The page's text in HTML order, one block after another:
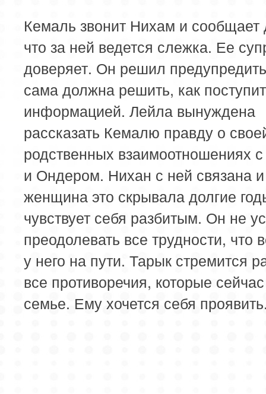
Кемаль звонит Нихам и сообщает
что за ней ведется слежка. Ее
доверяет. Он решил
сама должна решить, как
информацией. Лейла вынуждена
рассказать Кемалю правду о
родственных взаимоотношениях
и Ондером. Нихан с ней связана и
женщина это скрывала долгие
чувствует себя разбитым. Он не
преодолевать все трудности, что
у него на пути. Тарык стремится
все противоречия, которые
семье. Ему хочется себя